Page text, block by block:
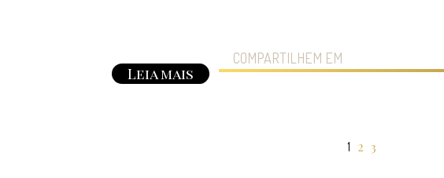
Leia mais
COMPARTILHEM EM
1 2 3